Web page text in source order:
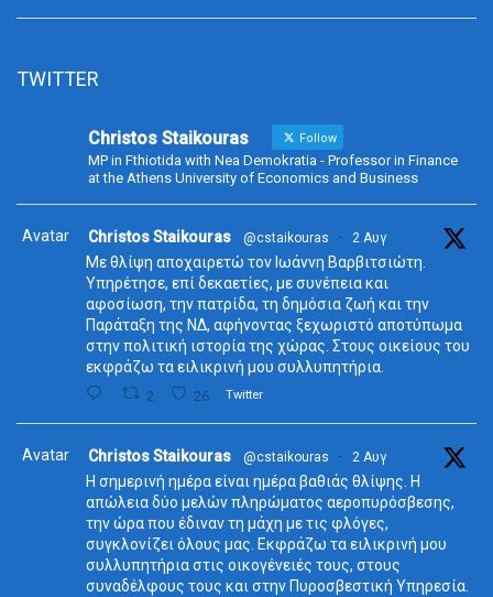
TWITTER
Christos Staikouras Follow
MP in Fthiotida with Nea Demokratia - Professor in Finance
at the Athens University of Economics and Business
Avatar Christos Staikouras @cstaikouras · 2 Αυγ
Με θλίψη αποχαιρετώ τον Ιωάννη Βαρβιτσιώτη.
Υπηρέτησε, επί δεκαετίες, με συνέπεια και
αφοσίωση, την πατρίδα, τη δημόσια ζωή και την
Παράταξη της ΝΔ, αφήνοντας ξεχωριστό αποτύπωμα
στην πολιτική ιστορία της χώρας. Στους οικείους του
εκφράζω τα ειλικρινή μου συλλυπητήρια.
2 26 Twitter
Avatar Christos Staikouras @cstaikouras · 2 Αυγ
Η σημερινή ημέρα είναι ημέρα βαθιάς θλίψης. Η
απώλεια δύο μελών πληρώματος αεροπυρόσβεσης,
την ώρα που έδιναν τη μάχη με τις φλόγες,
συγκλονίζει όλους μας. Εκφράζω τα ειλικρινή μου
συλλυπητήρια στις οικογένειές τους, στους
συναδέλφους τους και στην Πυροσβεστική Υπηρεσία.